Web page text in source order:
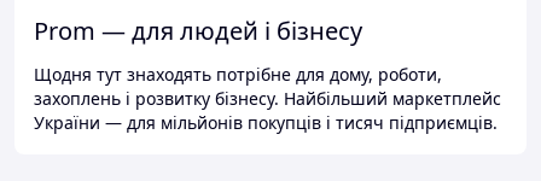
Prom — для людей і бізнесу
Щодня тут знаходять потрібне для дому, роботи,
захоплень і розвитку бізнесу. Найбільший маркетплейс
України — для мільйонів покупців і тисяч підприємців.